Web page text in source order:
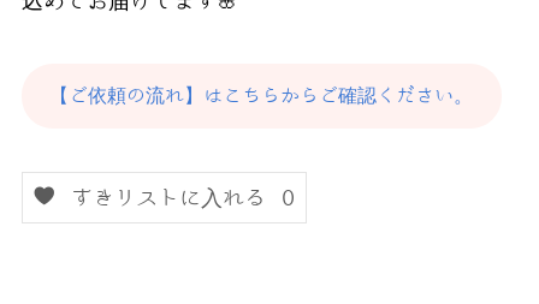
【ご依頼の流れ】はこちらからご確認ください。
すきリストに入れる 0